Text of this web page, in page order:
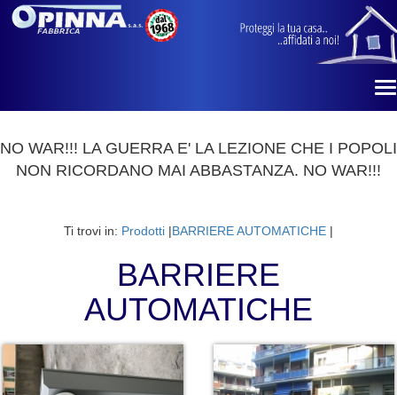
NO WAR!!! LA GUERRA E' LA LEZIONE CHE I POPOLI
NON RICORDANO MAI ABBASTANZA. NO WAR!!!
Ti trovi in: Prodotti |BARRIERE AUTOMATICHE |
BARRIERE
AUTOMATICHE